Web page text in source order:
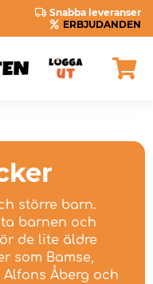
Snabba leveranser
ERBJUDANDEN
större barn.
barnen och
de lite äldre
som Bamse,
Alfons Åberg och